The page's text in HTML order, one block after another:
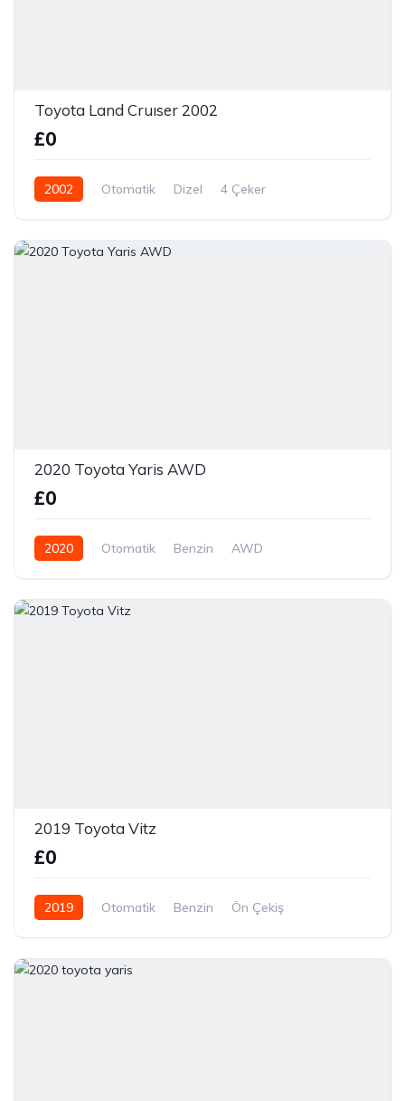
Toyota Land Cruıser 2002
£0
2002 Otomatik Dizel 4 Çeker
2020 Toyota Yaris AWD
£0
2020 Otomatik Benzin AWD
2019 Toyota Vitz
£0
2019 Otomatik Benzin Ön Çekiş